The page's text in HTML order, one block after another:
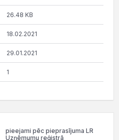
26.48 KB
18.02.2021
29.01.2021
1
pieejami pēc pieprasījuma LR
Uzņēmumu reģistrā